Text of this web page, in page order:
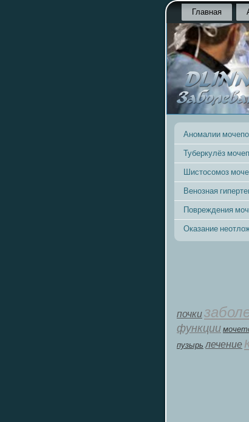
Главная
Аномалии
Туберкулёз
Шистосомоз
Венозная
Повреждения
Оказание
почки
функции
пузырь лечение